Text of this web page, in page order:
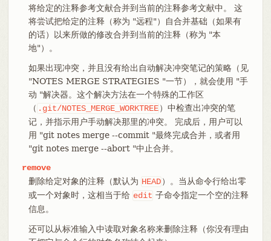
将给定的注释参考文献合并到当前的注释参考文献中。 这
将尝试把给定的注释（称为 "远程"）自合并基础（如果有
的话）以来所做的修改合并到当前的注释（称为 "本
地"）。
如果出现冲突，并且没有给出自动解决冲突笔记的策略（见
"NOTES MERGE STRATEGIES "一节），就会使用 "手
动 "解决器。这个解决方法在一个特殊的工作区
（ .git/NOTES_MERGE_WORKTREE ）中检查出冲突的笔
记，并指示用户手动解决那里的冲突。 完成后，用户可以
用 "git notes merge --commit "最终完成合并，或者用
"git notes merge --abort "中止合并。
remove
删除给定对象的注释（默认为 HEAD ）。当从命令行给出零
或一个对象时，这相当于给 edit 子命令指定一个空的注释
信息。
还可以从标准输入中读取对象名称来删除注释（你没有理由